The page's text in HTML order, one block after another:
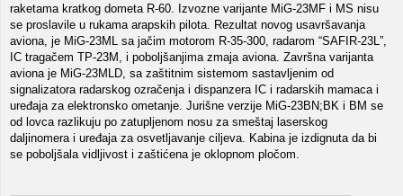
raketama kratkog dometa R-60. Izvozne varijante MiG-23MF i MS nisu
se proslavile u rukama arapskih pilota. Rezultat novog usavršavanja
aviona, je MiG-23ML sa jačim motorom R-35-300, radarom “SAFIR-23L”,
IC tragačem TP-23M, i poboljšanjima zmaja aviona. Završna varijanta
aviona je MiG-23MLD, sa zaštitnim sistemom sastavljenim od
signalizatora radarskog ozračenja i dispanzera IC i radarskih mamaca i
uređaja za elektronsko ometanje. Jurišne verzije MiG-23BN;BK i BM se
od lovca razlikuju po zatupljenom nosu za smeštaj laserskog
daljinomera i uređaja za osvetljavanje ciljeva. Kabina je izdignuta da bi
se poboljšala vidljivost i zaštićena je oklopnom pločom.